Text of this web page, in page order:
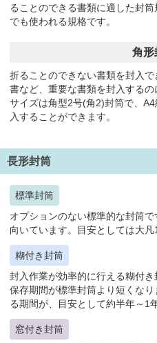
ることのできる書類に適した封
でも使われる規格です。
角形
折ることのできない書類を封入
書など、重要な書類を封入する
サイズは角型2号(角2)封筒で、
入することができます。
長形封筒
標準封筒
オプションのない標準的な封筒
向いています。目安としては大凡
糊付き封筒
封入作業が効率的に行える糊付き
保存期間が標準封筒より短くな
る期間が、目安として約半年～1
窓付き封筒